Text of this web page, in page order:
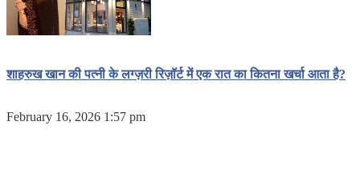
शाहरुख खान की पत्नी के लग्ज़री रिज़ॉर्ट में एक रात का कितना खर्चा आता है?
February 16, 2026 1:57 pm